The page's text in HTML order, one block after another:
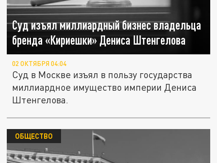
Суд изъял миллиардный бизнес владельца
бренда «Кириешки» Дениса Штенгелова
02 ОКТЯБРЯ 04:04
Суд в Москве изъял в пользу государства
миллиардное имущество империи Дениса
Штенгелова.
ОБЩЕСТВО